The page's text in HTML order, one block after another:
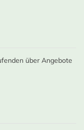
über Angebote